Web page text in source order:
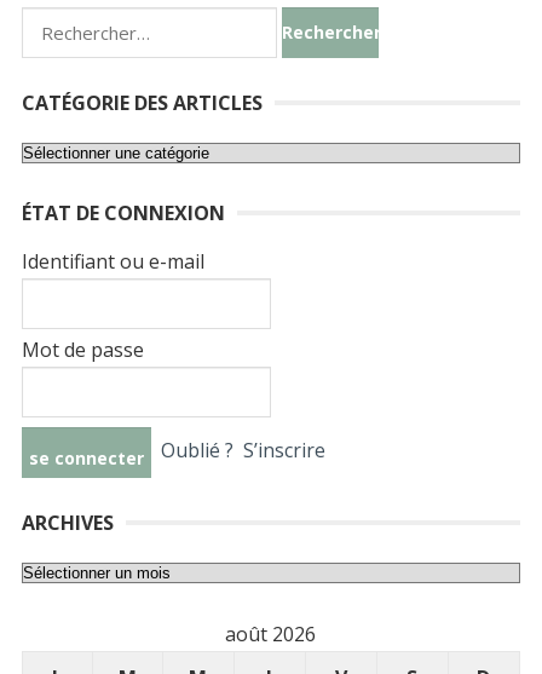
Rechercher :
CATÉGORIE DES ARTICLES
Catégorie
articles
ÉTAT DE CONNEXION
Identifiant ou e-mail
Mot de passe
Oublié ? S’inscrire
ARCHIVES
Archives
août 2026